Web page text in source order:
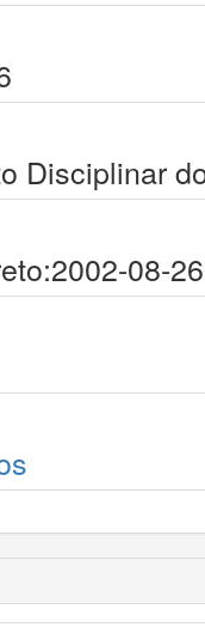
Disciplinar
08-